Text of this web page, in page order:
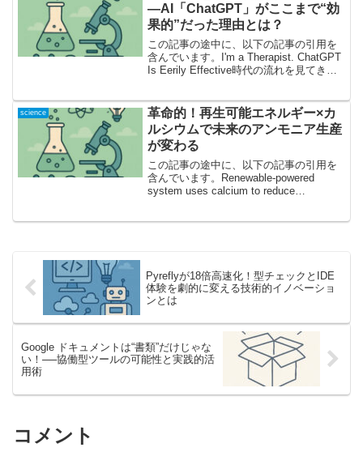
―AI「ChatGPT」がここまで“効
果的”だった理由とは？
この記事の途中に、以下の記事の引用を
含んでいます。I'm a Therapist. ChatGPT
Is Eerily Effective時代の流れを見てきた
床心理...
science
革命的！再生可能エネルギー×カ
ルシウムで未来のアンモニア生産
が変わる
この記事の途中に、以下の記事の引用を
含んでいます。Renewable-powered
system uses calcium to reduce
Pyreflyが18倍高速化！型チェックとIDE
体験を劇的に変える技術的イノベーショ
ンとは
Google ドキュメントは“書類”だけじゃな
い！──協働型ツールの可能性と実践的活
用術
コメント